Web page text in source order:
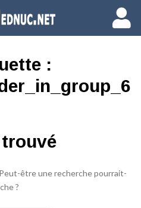
:
être une recherche pourrait-
?